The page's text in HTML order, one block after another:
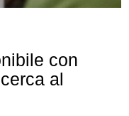
con
al